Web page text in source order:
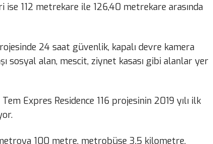
112 metrekare ile 126,40 metrekare arasında
24 saat güvenlik, kapalı devre kamera
sosyal alan, mescit, ziynet kasası gibi alanlar yer
Expres Residence 116 projesinin 2019 yılı ilk
100 metre, metrobüse 3,5 kilometre,